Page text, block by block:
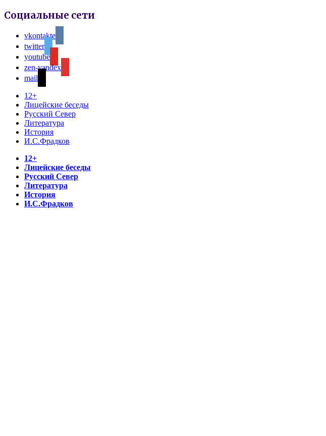
Социальные сети
vkontakte
twitter
youtube
zen-yandex
mail
12+
Лицейские беседы
Русский Север
Литература
История
И.С.Фрадков
12+
Лицейские беседы
Русский Север
Литература
История
И.С.Фрадков